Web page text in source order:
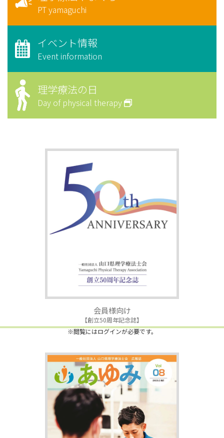
PT yamaguchi
イベント情報
Event information
理学療法の日
Day of physical therapy
会員様向け
【創立50周年記念誌】
※閲覧にはログインが必要です。